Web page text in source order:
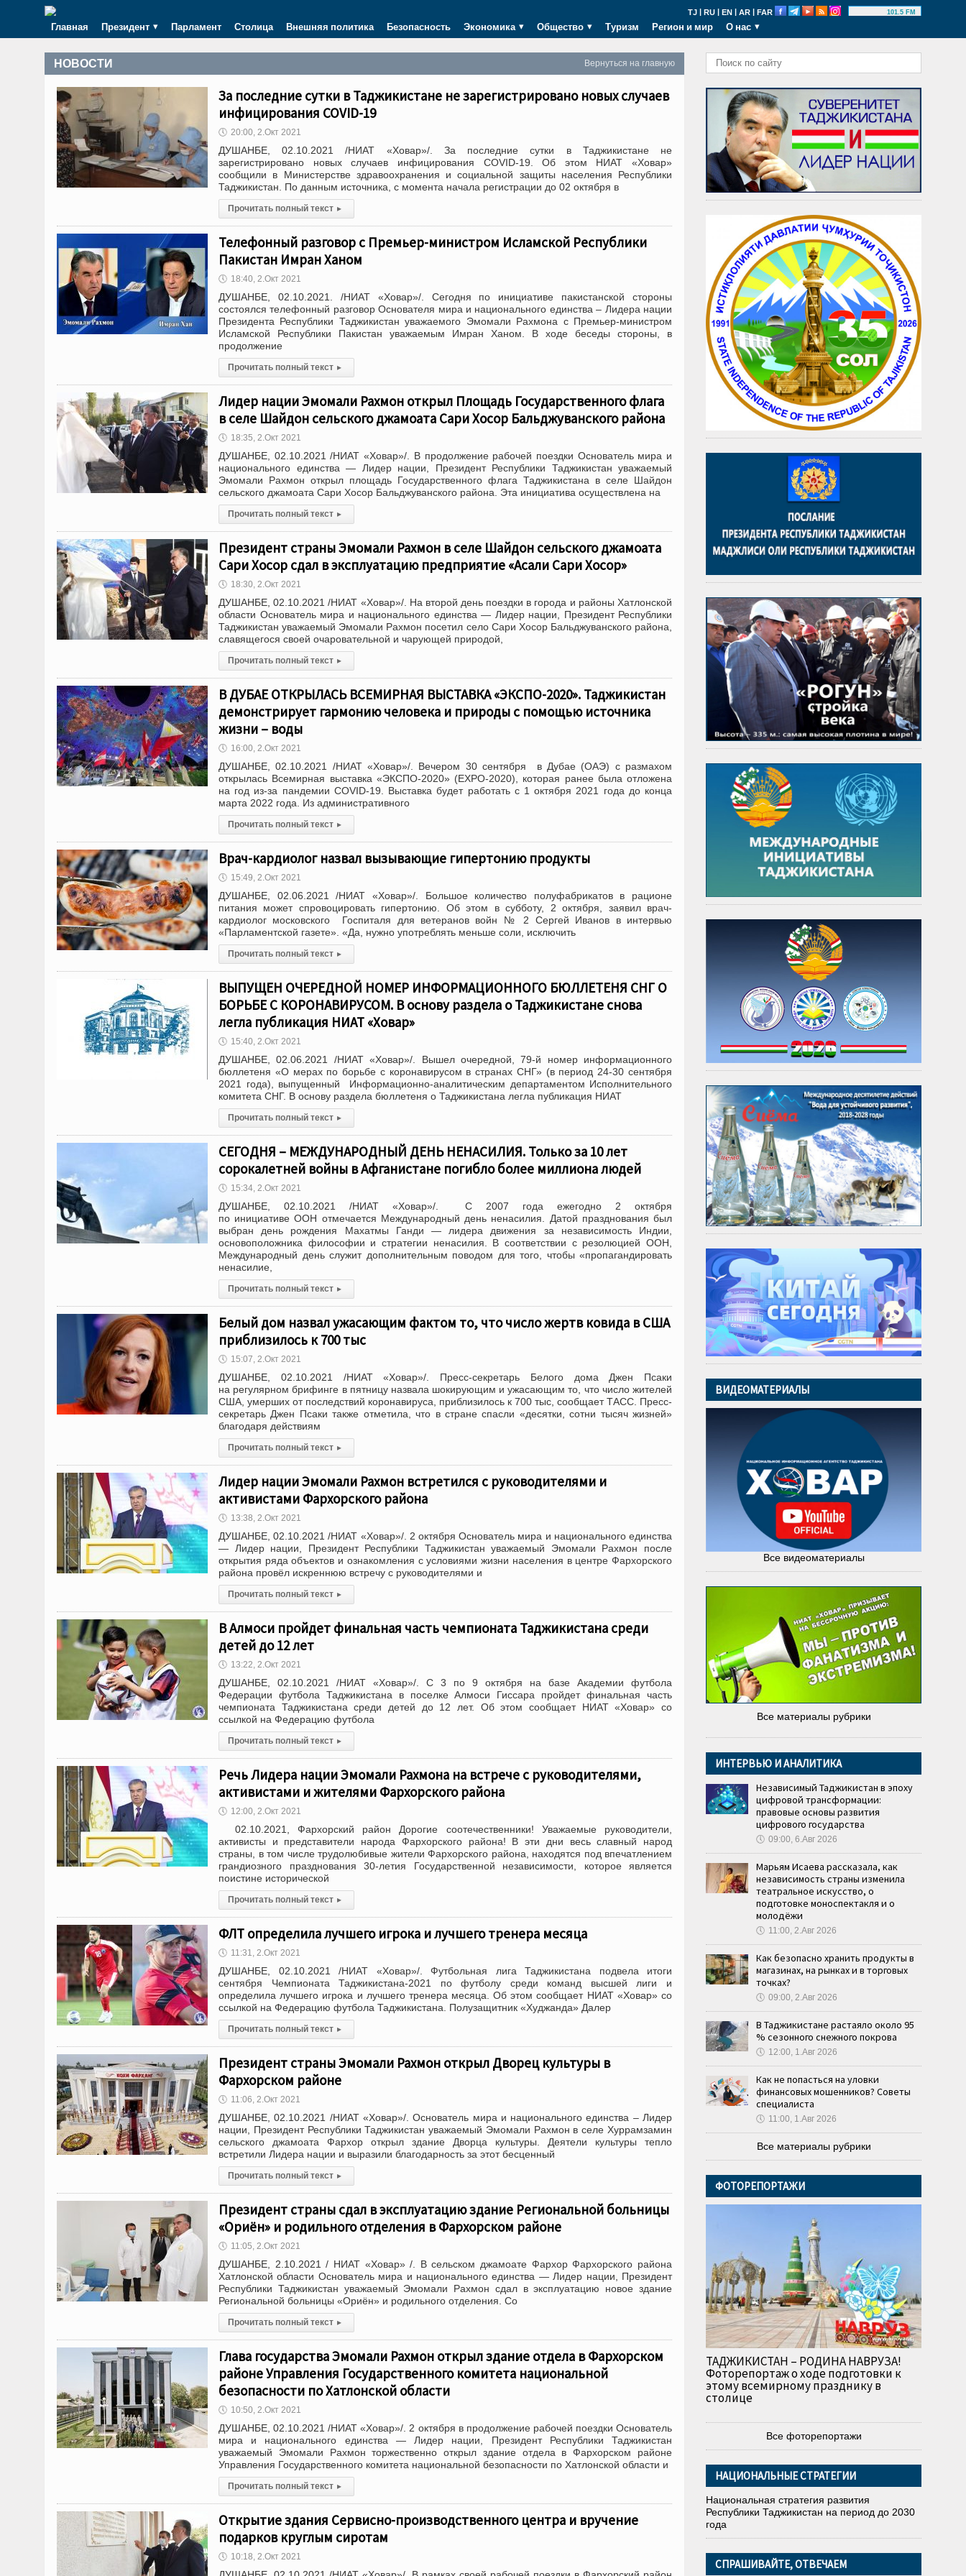
TJ | RU | EN | AR | FAR 101.5 FM
Главная Президент Парламент Столица Внешняя политика Безопасность Экономика Общество Туризм Регион и мир О нас
Вернуться на главную
НОВОСТИ
За последние сутки в Таджикистане не зарегистрировано новых случаев
инфицирования COVID-19
🕔 20:00, 2.Окт 2021
ДУШАНБЕ, 02.10.2021 /НИАТ «Ховар»/. За последние сутки в Таджикистане не
зарегистрировано новых случаев инфицирования COVID-19. Об этом НИАТ «Ховар»
сообщили в Министерстве здравоохранения и социальной защиты населения Республики
Таджикистан. По данным источника, с момента начала регистрации до 02 октября в
Прочитать полный текст ▸
Телефонный разговор c Премьер-министром Исламской Республики
Пакистан Имран Ханом
🕔 18:40, 2.Окт 2021
ДУШАНБЕ, 02.10.2021. /НИАТ «Ховар»/. Сегодня по инициативе пакистанской стороны
состоялся телефонный разговор Основателя мира и национального единства – Лидера нации
Президента Республики Таджикистан уважаемого Эмомали Рахмона с Премьер-министром
Исламской Республики Пакистан уважаемым Имран Ханом. В ходе беседы стороны, в
продолжение
Прочитать полный текст ▸
Лидер нации Эмомали Рахмон открыл Площадь Государственного флага
в селе Шайдон сельского джамоата Сари Хосор Бальджуванского района
🕔 18:35, 2.Окт 2021
ДУШАНБЕ, 02.10.2021 /НИАТ «Ховар»/. В продолжение рабочей поездки Основатель мира и
национального единства — Лидер нации, Президент Республики Таджикистан уважаемый
Эмомали Рахмон открыл площадь Государственного флага Таджикистана в селе Шайдон
сельского джамоата Сари Хосор Бальджуванского района. Эта инициатива осуществлена на
Прочитать полный текст ▸
Президент страны Эмомали Рахмон в селе Шайдон сельского джамоата
Сари Хосор сдал в эксплуатацию предприятие «Асали Сари Хосор»
🕔 18:30, 2.Окт 2021
ДУШАНБЕ, 02.10.2021 /НИАТ «Ховар»/. На второй день поездки в города и районы Хатлонской
области Основатель мира и национального единства — Лидер нации, Президент Республики
Таджикистан уважаемый Эмомали Рахмон посетил село Сари Хосор Бальджуванского района,
славящегося своей очаровательной и чарующей природой,
Прочитать полный текст ▸
В ДУБАЕ ОТКРЫЛАСЬ ВСЕМИРНАЯ ВЫСТАВКА «ЭКСПО-2020». Таджикистан
демонстрирует гармонию человека и природы с помощью источника
жизни – воды
🕔 16:00, 2.Окт 2021
ДУШАНБЕ, 02.10.2021 /НИАТ «Ховар»/. Вечером 30 сентября в Дубае (ОАЭ) с размахом
открылась Всемирная выставка «ЭКСПО-2020» (EXPO-2020), которая ранее была отложена
на год из-за пандемии COVID-19. Выставка будет работать с 1 октября 2021 года до конца
марта 2022 года. Из административного
Прочитать полный текст ▸
Врач-кардиолог назвал вызывающие гипертонию продукты
🕔 15:49, 2.Окт 2021
ДУШАНБЕ, 02.06.2021 /НИАТ «Ховар»/. Большое количество полуфабрикатов в рационе
питания может спровоцировать гипертонию. Об этом в субботу, 2 октября, заявил врач-
кардиолог московского Госпиталя для ветеранов войн № 2 Сергей Иванов в интервью
«Парламентской газете». «Да, нужно употреблять меньше соли, исключить
Прочитать полный текст ▸
ВЫПУЩЕН ОЧЕРЕДНОЙ НОМЕР ИНФОРМАЦИОННОГО БЮЛЛЕТЕНЯ СНГ О
БОРЬБЕ С КОРОНАВИРУСОМ. В основу раздела о Таджикистане снова
легла публикация НИАТ «Ховар»
🕔 15:40, 2.Окт 2021
ДУШАНБЕ, 02.06.2021 /НИАТ «Ховар»/. Вышел очередной, 79-й номер информационного
бюллетеня «О мерах по борьбе с коронавирусом в странах СНГ» (в период 24-30 сентября
2021 года), выпущенный Информационно-аналитическим департаментом Исполнительного
комитета СНГ. В основу раздела бюллетеня о Таджикистана легла публикация НИАТ
Прочитать полный текст ▸
СЕГОДНЯ – МЕЖДУНАРОДНЫЙ ДЕНЬ НЕНАСИЛИЯ. Только за 10 лет
сорокалетней войны в Афганистане погибло более миллиона людей
🕔 15:34, 2.Окт 2021
ДУШАНБЕ, 02.10.2021 /НИАТ «Ховар»/. С 2007 года ежегодно 2 октября
по инициативе ООН отмечается Международный день ненасилия. Датой празднования был
выбран день рождения Махатмы Ганди — лидера движения за независимость Индии,
основоположника философии и стратегии ненасилия. В соответствии с резолюцией ООН,
Международный день служит дополнительным поводом для того, чтобы «пропагандировать
ненасилие,
Прочитать полный текст ▸
Белый дом назвал ужасающим фактом то, что число жертв ковида в США
приблизилось к 700 тыс
🕔 15:07, 2.Окт 2021
ДУШАНБЕ, 02.10.2021 /НИАТ «Ховар»/. Пресс-секретарь Белого дома Джен Псаки
на регулярном брифинге в пятницу назвала шокирующим и ужасающим то, что число жителей
США, умерших от последствий коронавируса, приблизилось к 700 тыс, сообщает ТАСС. Пресс-
секретарь Джен Псаки также отметила, что в стране спасли «десятки, сотни тысяч жизней»
благодаря действиям
Прочитать полный текст ▸
Лидер нации Эмомали Рахмон встретился с руководителями и
активистами Фархорского района
🕔 13:38, 2.Окт 2021
ДУШАНБЕ, 02.10.2021 /НИАТ «Ховар»/. 2 октября Основатель мира и национального единства
— Лидер нации, Президент Республики Таджикистан уважаемый Эмомали Рахмон после
открытия ряда объектов и ознакомления с условиями жизни населения в центре Фархорского
района провёл искреннюю встречу с руководителями и
Прочитать полный текст ▸
В Алмоси пройдет финальная часть чемпионата Таджикистана среди
детей до 12 лет
🕔 13:22, 2.Окт 2021
ДУШАНБЕ, 02.10.2021 /НИАТ «Ховар»/. С 3 по 9 октября на базе Академии футбола
Федерации футбола Таджикистана в поселке Алмоси Гиссара пройдет финальная часть
чемпионата Таджикистана среди детей до 12 лет. Об этом сообщает НИАТ «Ховар» со
ссылкой на Федерацию футбола
Прочитать полный текст ▸
Речь Лидера нации Эмомали Рахмона на встрече с руководителями,
активистами и жителями Фархорского района
🕔 12:00, 2.Окт 2021
02.10.2021, Фархорский район Дорогие соотечественники! Уважаемые руководители,
активисты и представители народа Фархорского района! В эти дни весь славный народ
страны, в том числе трудолюбивые жители Фархорского района, находятся под впечатлением
грандиозного празднования 30-летия Государственной независимости, которое является
поистине исторической
Прочитать полный текст ▸
ФЛТ определила лучшего игрока и лучшего тренера месяца
🕔 11:31, 2.Окт 2021
ДУШАНБЕ, 02.10.2021 /НИАТ «Ховар»/. Футбольная лига Таджикистана подвела итоги
сентября Чемпионата Таджикистана-2021 по футболу среди команд высшей лиги и
определила лучшего игрока и лучшего тренера месяца. Об этом сообщает НИАТ «Ховар» со
ссылкой на Федерацию футбола Таджикистана. Полузащитник «Худжанда» Далер
Прочитать полный текст ▸
Президент страны Эмомали Рахмон открыл Дворец культуры в
Фархорском районе
🕔 11:06, 2.Окт 2021
ДУШАНБЕ, 02.10.2021 /НИАТ «Ховар»/. Основатель мира и национального единства – Лидер
нации, Президент Республики Таджикистан уважаемый Эмомали Рахмон в селе Хуррамзамин
сельского джамоата Фархор открыл здание Дворца культуры. Деятели культуры тепло
встретили Лидера нации и выразили благодарность за этот бесценный
Прочитать полный текст ▸
Президент страны сдал в эксплуатацию здание Региональной больницы
«Ориён» и родильного отделения в Фархорском районе
🕔 11:05, 2.Окт 2021
ДУШАНБЕ, 2.10.2021 / НИАТ «Ховар» /. В сельском джамоате Фархор Фархорского района
Хатлонской области Основатель мира и национального единства — Лидер нации, Президент
Республики Таджикистан уважаемый Эмомали Рахмон сдал в эксплуатацию новое здание
Региональной больницы «Ориён» и родильного отделения. Со
Прочитать полный текст ▸
Глава государства Эмомали Рахмон открыл здание отдела в Фархорском
районе Управления Государственного комитета национальной
безопасности по Хатлонской области
🕔 10:50, 2.Окт 2021
ДУШАНБЕ, 02.10.2021 /НИАТ «Ховар»/. 2 октября в продолжение рабочей поездки Основатель
мира и национального единства — Лидер нации, Президент Республики Таджикистан
уважаемый Эмомали Рахмон торжественно открыл здание отдела в Фархорском районе
Управления Государственного комитета национальной безопасности по Хатлонской области и
Прочитать полный текст ▸
Открытие здания Сервисно-производственного центра и вручение
подарков круглым сиротам
🕔 10:18, 2.Окт 2021
ВИДЕОМАТЕРИАЛЫ
Все видеоматериалы
Все материалы рубрики
ИНТЕРВЬЮ И АНАЛИТИКА
Независимый Таджикистан в эпоху
цифровой трансформации:
правовые основы развития
цифрового государства
🕔 09:00, 6.Авг 2026
Марьям Исаева рассказала, как
независимость страны изменила
театральное искусство, о
подготовке моноспектакля и о
молодёжи
🕔 11:00, 2.Авг 2026
Как безопасно хранить продукты в
магазинах, на рынках и в торговых
точках?
🕔 09:00, 2.Авг 2026
В Таджикистане растаяло около 95
% сезонного снежного покрова
🕔 12:00, 1.Авг 2026
Как не попасться на уловки
финансовых мошенников? Советы
специалиста
🕔 11:00, 1.Авг 2026
Все материалы рубрики
ФОТОРЕПОРТАЖИ
ТАДЖИКИСТАН – РОДИНА НАВРУЗА!
Фоторепортаж о ходе подготовки к
этому всемирному празднику в
столице
Все фоторепортажи
НАЦИОНАЛЬНЫЕ СТРАТЕГИИ
Национальная стратегия развития
Республики Таджикистан на период до 2030
года
СПРАШИВАЙТЕ, ОТВЕЧАЕМ